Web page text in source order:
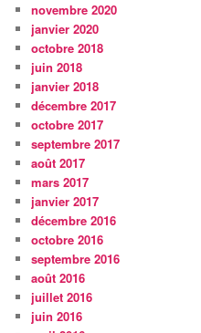
novembre 2020
janvier 2020
octobre 2018
juin 2018
janvier 2018
décembre 2017
octobre 2017
septembre 2017
août 2017
mars 2017
janvier 2017
décembre 2016
octobre 2016
septembre 2016
août 2016
juillet 2016
juin 2016